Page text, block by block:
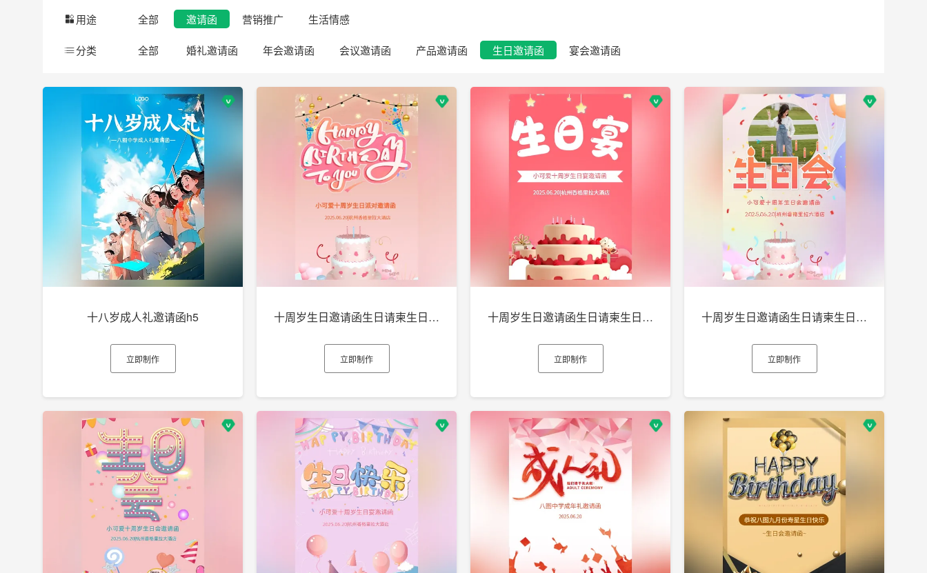
用途 全部 邀请函 营销推广 生活情感
分类 全部 婚礼邀请函 年会邀请函 会议邀请函 产品邀请函 生日邀请函 宴会邀请函
十八岁成人礼邀请函h5
立即制作
十周岁生日邀请函生日请柬生日电子贺卡h5
立即制作
十周岁生日邀请函生日请柬生日电子贺卡h5
立即制作
十周岁生日邀请函生日请柬生日电子贺卡h5
立即制作